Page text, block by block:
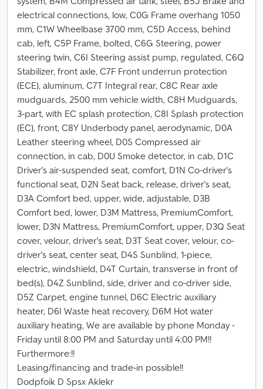
electrical connections, low, C0G Frame overhang 1050
mm, C1W Wheelbase 3700 mm, C5D Access, behind
cab, left, C5P Frame, bolted, C6G Steering, power
steering twin, C6I Steering assist pump, regulated, C6Q
Stabilizer, front axle, C7F Front underrun protection
(ECE), aluminum, C7T Integral rear, C8C Rear axle
mudguards, 2500 mm vehicle width, C8H Mudguards,
3-part, with EC splash protection, C8I Splash protection
(EC), front, C8Y Underbody panel, aerodynamic, D0A
Leather steering wheel, D0S Compressed air
connection, in cab, D0U Smoke detector, in cab, D1C
Driver's air-suspended seat, comfort, D1N Co-driver's
functional seat, D2N Seat back, release, driver's seat,
D3A Comfort bed, upper, wide, adjustable, D3B
Comfort bed, lower, D3M Mattress, PremiumComfort,
lower, D3N Mattress, PremiumComfort, upper, D3Q Seat
cover, velour, driver's seat, D3T Seat cover, velour, co-
driver's seat, center seat, D4S Sunblind, 1-piece,
electric, windshield, D4T Curtain, transverse in front of
bed(s), D4Z Sunblind, side, driver and co-driver side,
D5Z Carpet, engine tunnel, D6C Electric auxiliary
heater, D6I Waste heat recovery, D6M Hot water
auxiliary heating, We are available by phone Monday -
Friday until 8:00 PM and Saturday until 4:00 PM!!
Furthermore:!!
Leasing/financing and trade-in possible!!
Dodpfoik D Spsx Aklekr